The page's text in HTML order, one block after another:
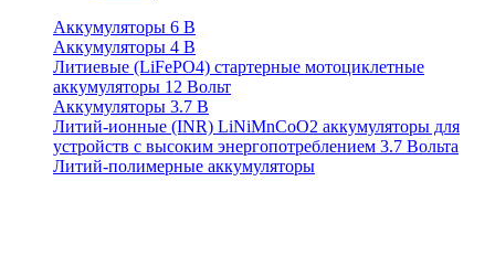
Аккумуляторы 6 В
Аккумуляторы 4 В
Литиевые (LiFePO4) стартерные мотоциклетные
аккумуляторы 12 Вольт
Аккумуляторы 3.7 В
Литий-ионные (INR) LiNiMnCoO2 аккумуляторы для
устройств с высоким энергопотреблением 3.7 Вольта
Литий-полимерные аккумуляторы